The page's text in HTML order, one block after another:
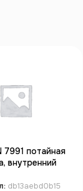
7991 потайная
внутренний
10.9 бп
db13aebd0b15